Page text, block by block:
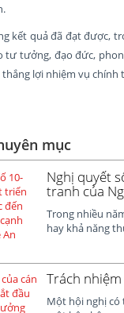
kết quả đã đạt được,
tư tưởng, đạo đức,
lợi nhiệm vụ chính
mục
Nghị quyết
tranh của
Trong nhiều
hay khả năng
Trách
Một hội nghị có